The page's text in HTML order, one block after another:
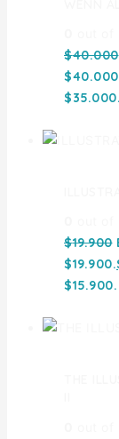
$40.000
$35.000.
$19.900
$19.900.
$15.900.